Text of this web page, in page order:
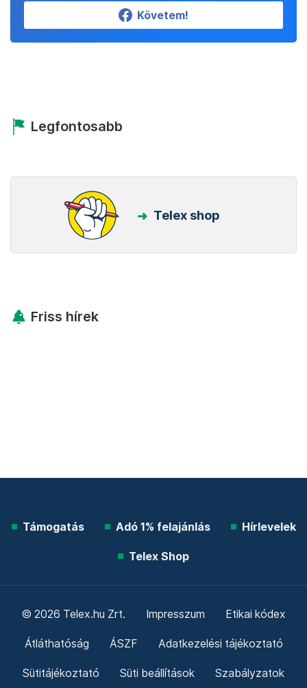
Követem!
Legfontosabb
Telex shop
Friss hírek
Támogatás Adó 1% felajánlás Hírlevelek
Telex Shop
© 2026 Telex.hu Zrt. Impresszum Etikai kódex
Átláthatóság ÁSZF Adatkezelési tájékoztató
Sütitájékoztató Süti beállítások Szabályzatok